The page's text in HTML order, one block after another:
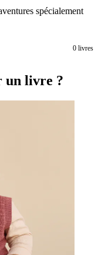
spécialement
0 livres
un livre ?